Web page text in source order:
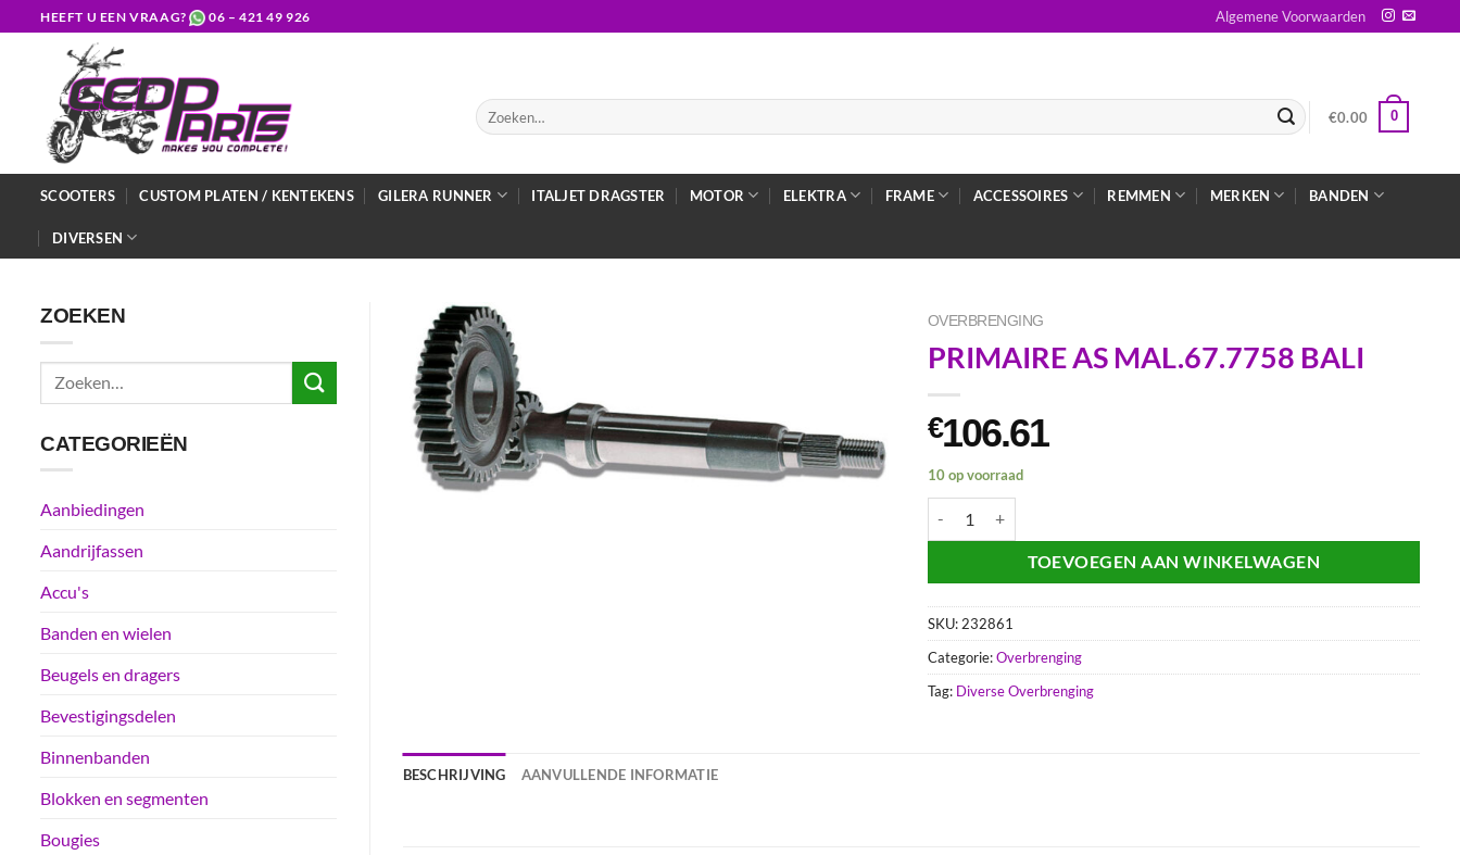
naar
HEEFT U EEN VRAAG? 06 – 421 49 926 Algemene Voorwaarden
Zoeken
naar:
€0.00 0
SCOOTERS CUSTOM PLATEN / KENTEKENS GILERA RUNNER ITALJET DRAGSTER MOTOR ELEKTRA FRAME ACCESSOIRES REMMEN MERKEN BANDEN
DIVERSEN
ZOEKEN
Zoeken
CATEGORIEËN
Aanbiedingen
Aandrijfassen
Accu's
Banden en wielen
Beugels en dragers
Bevestigingsdelen
Binnenbanden
Blokken en segmenten
Bougies
OVERBRENGING
PRIMAIRE AS MAL.67.7758 BALI
€106.61
10 op voorraad
TOEVOEGEN AAN WINKELWAGEN
SKU: 232861
Categorie:Overbrenging
Tag: Diverse Overbrenging
BESCHRIJVING AANVULLENDE INFORMATIE